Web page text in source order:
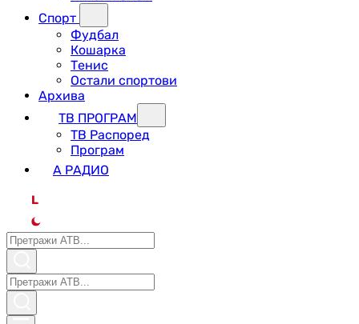
Спорт
Фудбал
Кошарка
Тенис
Остали спортови
Архива
ТВ ПРОГРАМ
ТВ Распоред
Програм
А РАДИО
L